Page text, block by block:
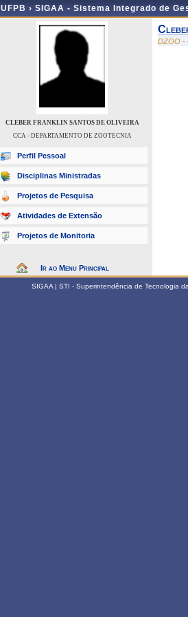
UFPB › SIGAA - Sistema Integrado de
CLEBER FRANKLIN SANTOS DE OLIVEIRA
CCA - DEPARTAMENTO DE ZOOTECNIA
Perfil Pessoal
Disciplinas Ministradas
Projetos de Pesquisa
Atividades de Extensão
Projetos de Monitoria
Ir ao Menu Principal
DZOO -
SIGAA | STI - Superintendência de Tecnologia